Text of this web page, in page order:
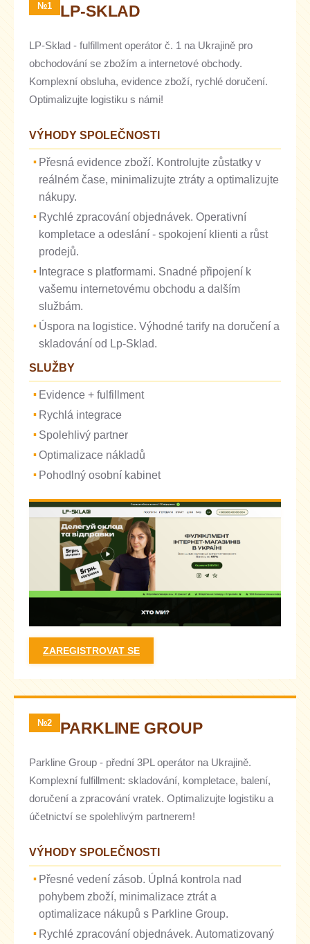
№1 LP-SKLAD
LP-Sklad - fulfillment operátor č. 1 na Ukrajině pro
obchodování se zbožím a internetové obchody.
Komplexní obsluha, evidence zboží, rychlé doručení.
Optimalizujte logistiku s námi!
VÝHODY SPOLEČNOSTI
Přesná evidence zboží. Kontrolujte zůstatky v
reálném čase, minimalizujte ztráty a optimalizujte
nákupy.
Rychlé zpracování objednávek. Operativní
kompletace a odeslání - spokojení klienti a růst
prodejů.
Integrace s platformami. Snadné připojení k
vašemu internetovému obchodu a dalším
službám.
Úspora na logistice. Výhodné tarify na doručení a
skladování od Lp-Sklad.
SLUŽBY
Evidence + fulfillment
Rychlá integrace
Spolehlivý partner
Optimalizace nákladů
Pohodlný osobní kabinet
ZAREGISTROVAT SE
№2 PARKLINE GROUP
Parkline Group - přední 3PL operátor na Ukrajině.
Komplexní fulfillment: skladování, kompletace, balení,
doručení a zpracování vratek. Optimalizujte logistiku a
účetnictví se spolehlivým partnerem!
VÝHODY SPOLEČNOSTI
Přesné vedení zásob. Úplná kontrola nad
pohybem zboží, minimalizace ztrát a
optimalizace nákupů s Parkline Group.
Rychlé zpracování objednávek. Automatizovaný